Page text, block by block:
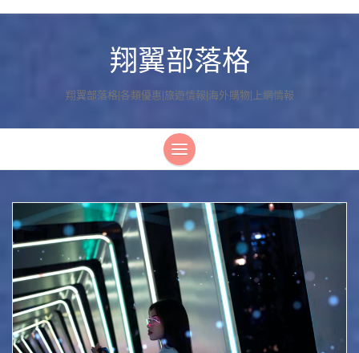
翔翼部落格
翔翼部落格|各類優惠|旅遊情報|海外購物|上網情報